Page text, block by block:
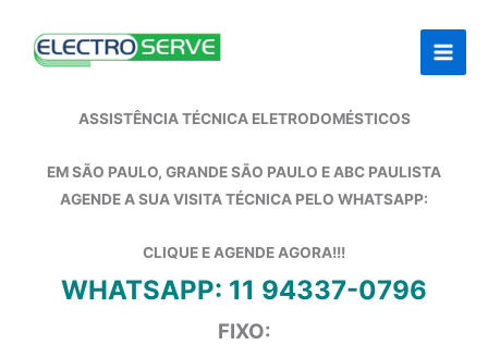
ASSISTÊNCIA TÉCNICA ELETRODOMÉSTICOS
EM SÃO PAULO, GRANDE SÃO PAULO E ABC PAULISTA
AGENDE A SUA VISITA TÉCNICA PELO WHATSAPP:
CLIQUE E AGENDE AGORA!!!
WHATSAPP: 11 94337-0796
FIXO: